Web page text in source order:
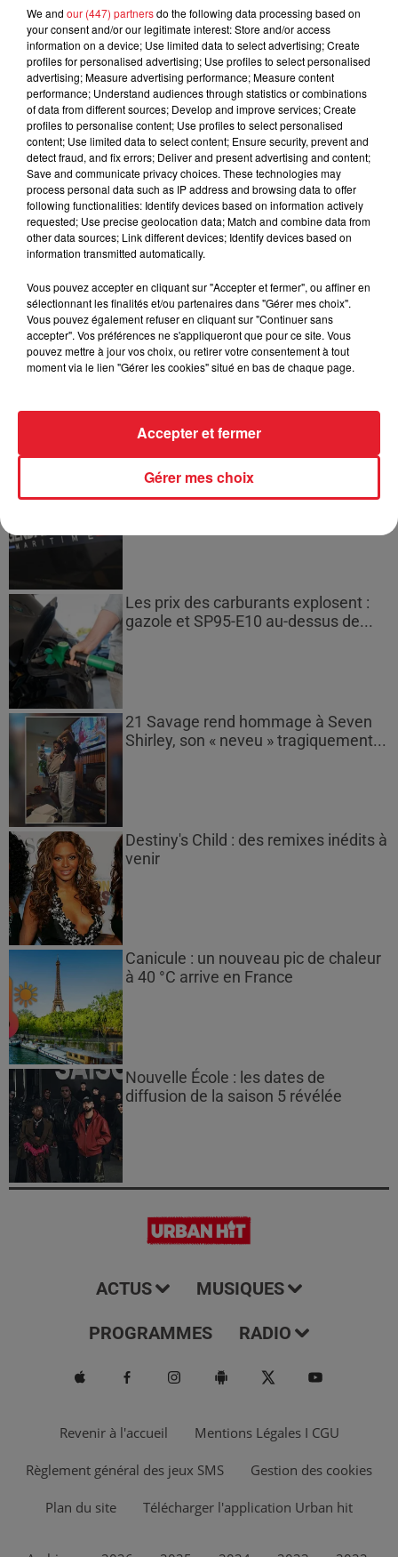
Jay-Z se bat contre la grand-mère
d'un homme prétendant être son fils
Cassie met fin à une ex-escorte
masculine dans sa bataille...
Des vitres tombent de la tour
Montparnasse : des désaccords
entre...
Incendies en Gironde : encore
Bouches-du-Rhône : les ossements
de deux militaires disparus...
Les prix des carburants explosent :
gazole et SP95-E10 au-dessus de...
21 Savage rend hommage à Seven
Shirley, son « neveu » tragiquement...
Destiny's Child : des remixes inédits à
venir
Canicule : un nouveau pic de chaleur
à 40 °C arrive en France
Nouvelle École : les dates de
diffusion de la saison 5 révélée
ACTUS MUSIQUES
PROGRAMMES RADIO
Revenir à l'accueil Mentions Légales I CGU
Règlement général des jeux SMS Gestion des cookies
Plan du site Télécharger l'application Urban hit
We and our (447) partnersdo the following data processing based on
your consent and/or our legitimate interest: Store and/or access
information on a device; Use limited data to select advertising; Create
profiles for personalised advertising; Use profiles to select personalised
advertising; Measure advertising performance; Measure content
performance; Understand audiences through statistics or combinations
of data from different sources; Develop and improve services; Create
profiles to personalise content; Use profiles to select personalised
content; Use limited data to select content; Ensure security, prevent and
detect fraud, and fix errors; Deliver and present advertising and content;
Save and communicate privacy choices. These technologies may
process personal data such as IP address and browsing data to offer
following functionalities: Identify devices based on information actively
requested; Use precise geolocation data; Match and combine data from
other data sources; Link different devices; Identify devices based on
information transmitted automatically.
Vous pouvez accepter en cliquant sur "Accepter et fermer", ou affiner en
sélectionnant les finalités et/ou partenaires dans "Gérer mes choix".
Vous pouvez également refuser en cliquant sur "Continuer sans
accepter". Vos préférences ne s'appliqueront que pour ce site. Vous
pouvez mettre à jour vos choix, ou retirer votre consentement à tout
moment via le lien "Gérer les cookies" situé en bas de chaque page.
Gérer mes choix
Accepter et fermer